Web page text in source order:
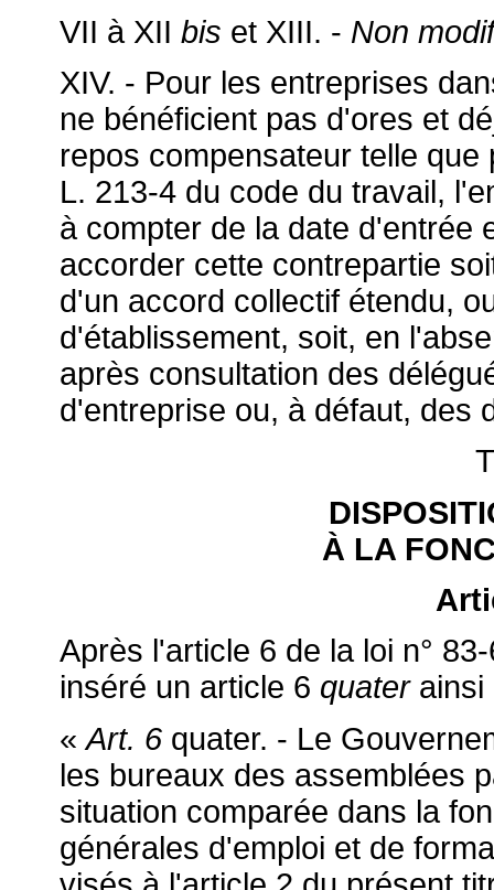
VII à XII bis et XIII. - Non
XIV. - Pour les entreprises
ne bénéficient pas d'ores et
repos compensateur telle
L. 213-4 du code du travail,
à compter de la date d'entrée
accorder cette contrepartie
d'un accord collectif étendu,
d'établissement, soit, en
après consultation des
d'entreprise ou, à défaut, des
À LA
Après l'article 6 de la loi n°
inséré un article 6 quaterainsi
«Art. 6 quater. - Le
les bureaux des assemblées
situation comparée dans la
générales d'emploi et de